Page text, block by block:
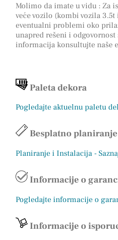
Molimo da imate u vidu : Za
veće vozilo (kombi vozila
eventualni problemi oko
unapred rešeni i odgovornost
informacija konsultujte naše
Paleta dekora
Pogledajte aktuelnu paletu
Besplatno
Planiranje i Instalacija -
Informacije o
Pogledajte informacije o
Informacije o